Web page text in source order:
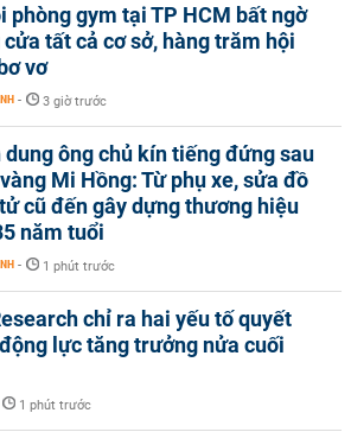
phòng gym tại TP HCM bất ngờ
tất cả cơ sở, hàng trăm hội
vơ
- 3 giờ trước
dung ông chủ kín tiếng đứng sau
Mi Hồng: Từ phụ xe, sửa đồ
cũ đến gây dựng thương hiệu
năm tuổi
- 1 phút trước
chỉ ra hai yếu tố quyết
lực tăng trưởng nửa cuối
1 phút trước